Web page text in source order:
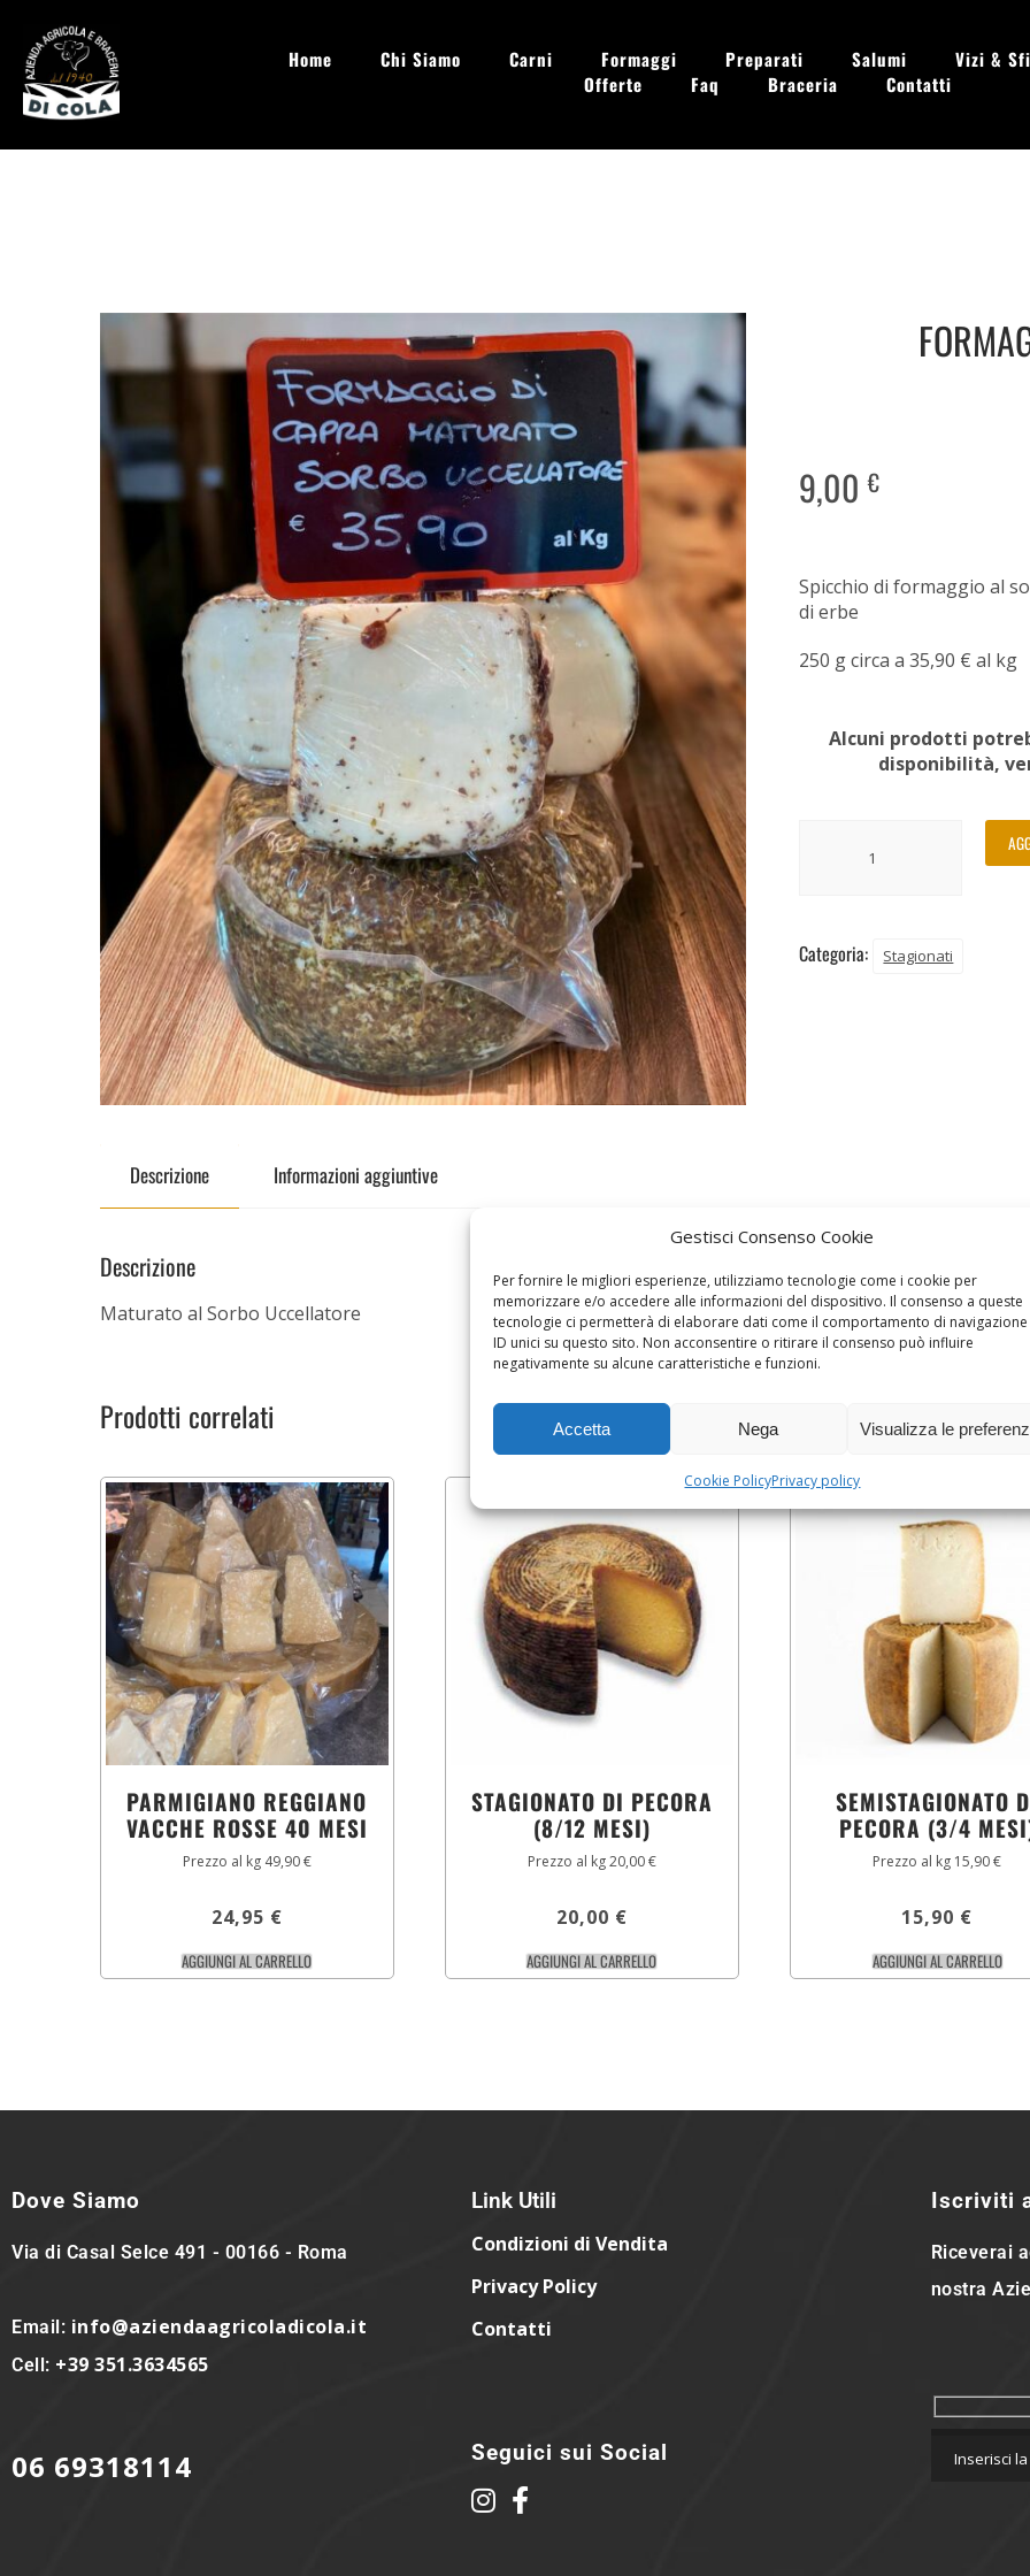
Gestisci Consenso Cookie
Per fornire le migliori esperienze, utilizziamo tecnologie come i cookie per
memorizzare e/o accedere alle informazioni del dispositivo. Il consenso a queste
tecnologie ci permetterà di elaborare dati come il comportamento di
ID unici su questo sito. Non acconsentire o ritirare il consenso può influire
negativamente su alcune caratteristiche e funzioni.
Accetta Nega Visualizza le
Cookie PolicyPrivacy policy
Home Chi Siamo Carni Formaggi Preparati Salumi
Vizi &
Offerte
Faq Braceria Contatti
9,00€
Spicchio di formaggio al
di erbe
250 g circa a 35,90 € al kg
Alcuni prodotti
disponibilità,
Categoria: Stagionati
Descrizione Informazioni aggiuntive
Descrizione
Maturato al Sorbo Uccellatore
Prodotti correlati
PARMIGIANO REGGIANO
VACCHE ROSSE 40 MESI
Prezzo al kg 49,90 €
24,95 €
AGGIUNGI AL CARRELLO
STAGIONATO DI PECORA
(8/12 MESI)
Prezzo al kg 20,00 €
20,00 €
AGGIUNGI AL CARRELLO
SEMISTAGIONATO
PECORA (3/4
Prezzo al kg 15,90 €
15,90 €
AGGIUNGI AL CARRELLO
Dove Siamo
Via di Casal Selce 491 - 00166 - Roma
Email: info@aziendaagricoladicola.it
Cell: +39 351.3634565
06 69318114
Link Utili
Condizioni di Vendita
Privacy Policy
Contatti
Seguici sui Social
Iscriviti
Riceverai
nostra